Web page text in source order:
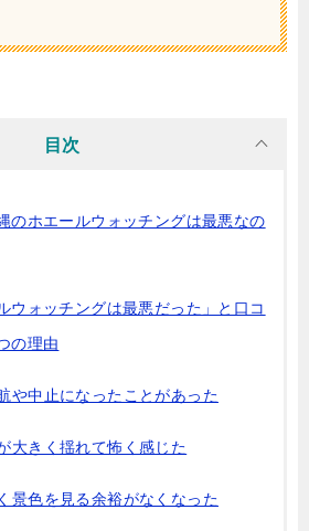
目次
のホエールウォッチングは最悪なの
ウォッチングは最悪だった」と口コ
の理由
や中止になったことがあった
大きく揺れて怖く感じた
景色を見る余裕がなくなった